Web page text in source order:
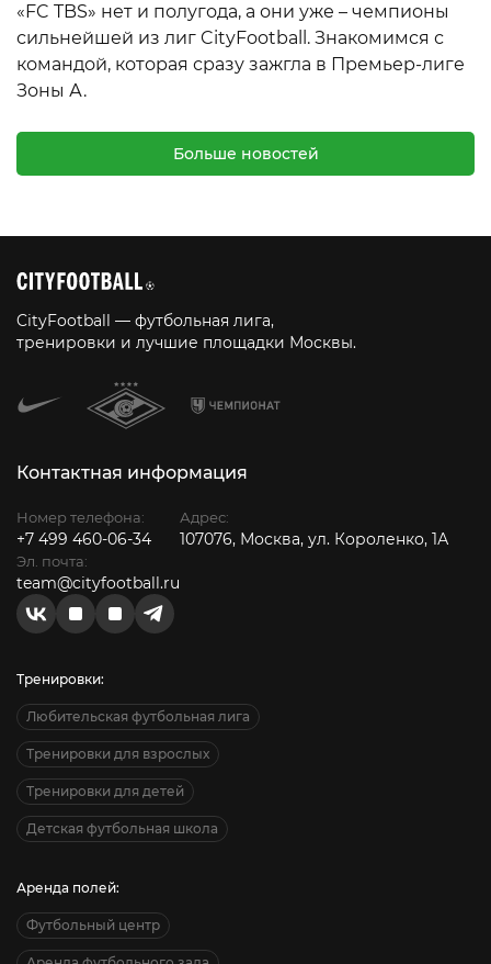
«FC TBS» нет и полугода, а они уже – чемпионы
сильнейшей из лиг CityFootball. Знакомимся с
командой, которая сразу зажгла в Премьер-лиге
Зоны А.
Больше новостей
CityFootball — футбольная лига,
тренировки и лучшие площадки Москвы.
Контактная информация
Номер телефона:
+7 499 460-06-34
Эл. почта:
team@cityfootball.ru
Адрес:
107076, Москва, ул. Короленко, 1А
Тренировки:
Любительская футбольная лига
Тренировки для взрослых
Тренировки для детей
Детская футбольная школа
Аренда полей:
Футбольный центр